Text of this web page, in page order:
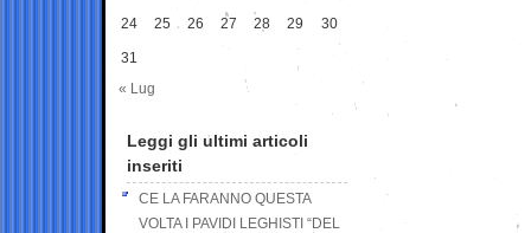
24 25 26 27 28 29 30
31
« Lug
Leggi gli ultimi articoli
inseriti
CE LA FARANNO QUESTA
VOLTA I PAVIDI LEGHISTI “DEL